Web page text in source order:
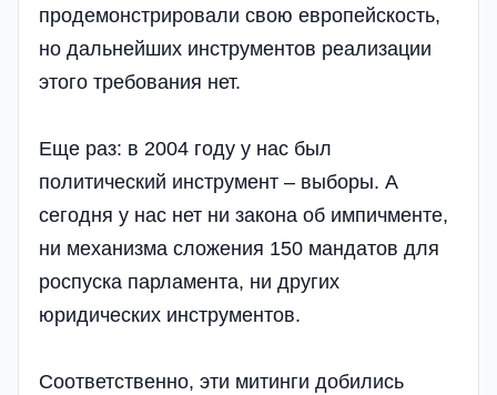
продемонстрировали свою европейскость,
но дальнейших инструментов реализации
этого требования нет.
Еще раз: в 2004 году у нас был
политический инструмент – выборы. А
сегодня у нас нет ни закона об импичменте,
ни механизма сложения 150 мандатов для
роспуска парламента, ни других
юридических инструментов.
Соответственно, эти митинги добились